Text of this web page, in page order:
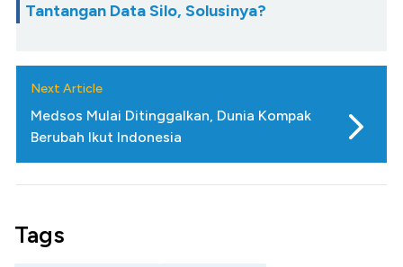
Tantangan Data Silo, Solusinya?
Next Article
Medsos Mulai Ditinggalkan, Dunia Kompak
Berubah Ikut Indonesia
Tags